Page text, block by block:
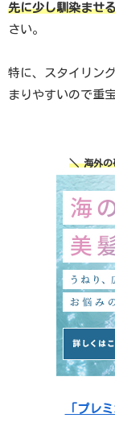
先に少し馴染ませ
さい。
特に、スタイリン
まりやすいので重
＼ 海外の
「プレ